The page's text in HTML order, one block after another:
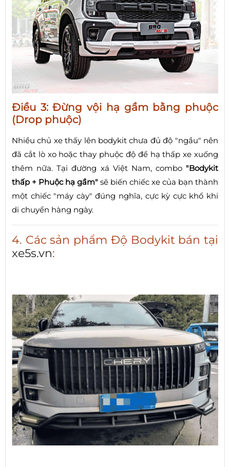
Điều 3: Đừng vội hạ gầm bằng phuộc
(Drop phuộc)
Nhiều chủ xe thấy lên bodykit chưa đủ độ "ngầu" nên
đã cắt lò xo hoặc thay phuộc độ để hạ thấp xe xuống
thêm nữa. Tại đường xá Việt Nam, combo "Bodykit
thấp + Phuộc hạ gầm" sẽ biến chiếc xe của bạn thành
một chiếc "máy cày" đúng nghĩa, cực kỳ cực khổ khi
di chuyển hàng ngày.
4. Các sản phẩm Độ Bodykit bán tại
xe5s.vn: